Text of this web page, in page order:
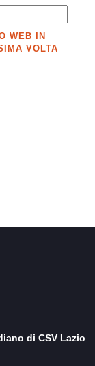
WEB IN
VOLTA
di CSV Lazio